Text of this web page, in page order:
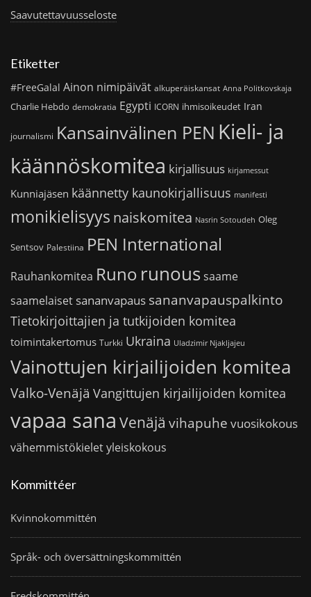
Saavutettavuusseloste
Etiketter
#FreeGalal Ainon nimipäivät alkuperäiskansat Anna Politkovskaja
Charlie Hebdo demokratia Egypti ICORN ihmisoikeudet Iran
journalismi Kansainvälinen PEN Kieli- ja
käännöskomitea kirjallisuus kirjamessut
Kunniajäsen käännetty kaunokirjallisuus manifesti
monikielisyys naiskomitea Nasrin Sotoudeh Oleg
Sentsov Palestiina PEN International
Rauhankomitea Runo runoussaame
saamelaiset sananvapaus sananvapauspalkinto
Tietokirjoittajien ja tutkijoiden komitea
toimintakertomus Turkki Ukraina Uladzimir Njakljajeu
Vainottujen kirjailijoiden komitea
Valko-Venäjä Vangittujen kirjailijoiden komitea
vapaa sana Venäjä vihapuhe vuosikokous
vähemmistökieletyleiskokous
Kommittéer
Kvinnokommittén
Språk- och översättningskommittén